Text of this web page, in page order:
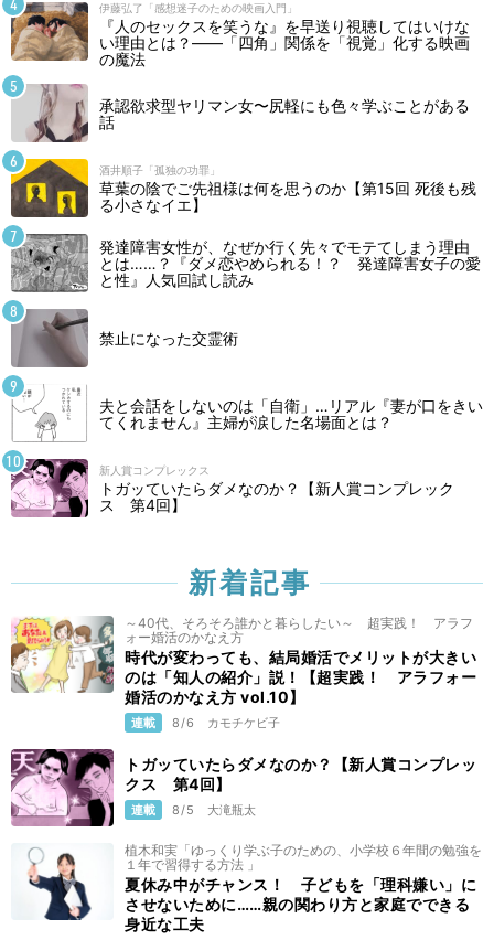
伊藤弘了「感想迷子のための映画入門」
『人のセックスを笑うな』を早送り視聴してはいけな
い理由とは？――「四角」関係を「視覚」化する映画
の魔法
承認欲求型ヤリマン女〜尻軽にも色々学ぶことがある
話
酒井順子「孤独の功罪」
草葉の陰でご先祖様は何を思うのか【第15回 死後も残
る小さなイエ】
発達障害女性が、なぜか行く先々でモテてしまう理由
とは……？『ダメ恋やめられる！？ 発達障害女子の愛
と性』人気回試し読み
禁止になった交霊術
夫と会話をしないのは「自衛」…リアル『妻が口をきい
てくれません』主婦が涙した名場面とは？
新人賞コンプレックス
トガッていたらダメなのか？【新人賞コンプレック
ス 第4回】
新着記事
～40代、そろそろ誰かと暮らしたい～ 超実践！ アラフ
ォー婚活のかなえ方
時代が変わっても、結局婚活でメリットが大きい
のは「知人の紹介」説！【超実践！ アラフォー
婚活のかなえ方 vol.10】
連載 8/6 カモチケビ子
トガッていたらダメなのか？【新人賞コンプレッ
クス 第4回】
連載 8/5 大滝瓶太
植木和実「ゆっくり学ぶ子のための、小学校６年間の勉強を
１年で習得する方法 」
夏休み中がチャンス！ 子どもを「理科嫌い」に
させないために……親の関わり方と家庭でできる
身近な工夫